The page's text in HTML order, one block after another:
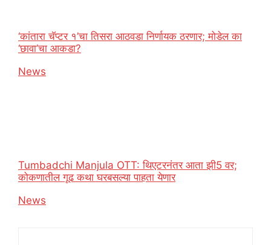
‘कांतारा चॅप्टर १’चा तिसरा आठवडा निर्णायक ठरणार; मोडेल का
‘छावा’चा आकडा?
In relation to
News
Tumbadchi Manjula OTT: थिएटरनंतर आता झी5 वर;
कोकणातील गूढ कथा घरबसल्या पाहता येणार
In relation to
News